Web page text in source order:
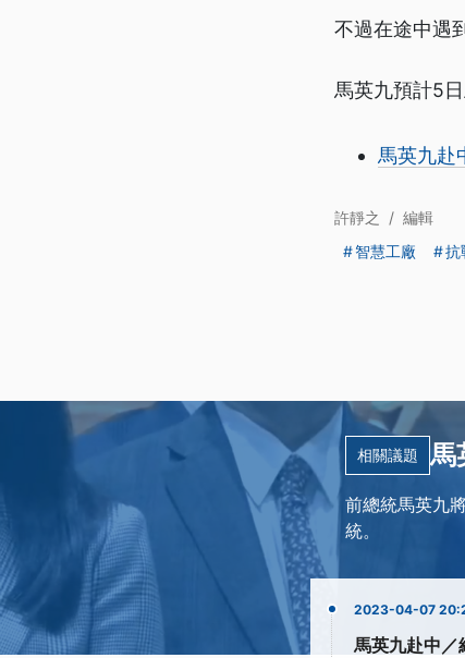
不過在途中遇
馬英九預計5
馬英九赴
許靜之 / 編輯
智慧工廠
抗
相關議題 馬
前總統馬英九
統。
2023-04-07
馬英九赴中／